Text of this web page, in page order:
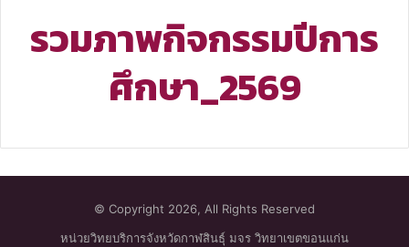
รวมภาพกิจกรรมปีการ
ศึกษา_2569
© Copyright 2026, All Rights Reserved
หน่วยวิทยบริการจังหวัดกาฬสินธุ์ มจร วิทยาเขตขอนแก่น